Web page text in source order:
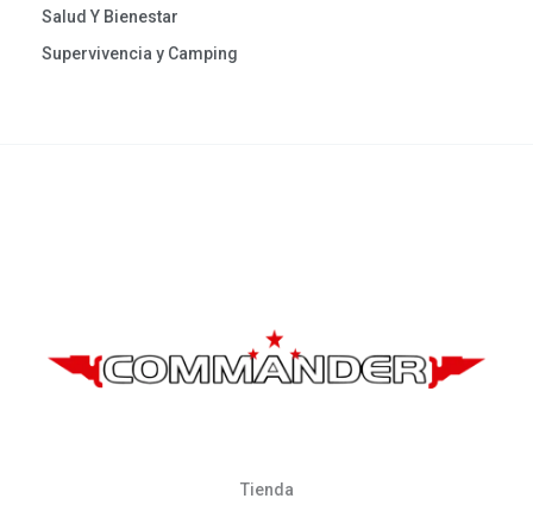
Salud Y Bienestar
Supervivencia y Camping
Tienda